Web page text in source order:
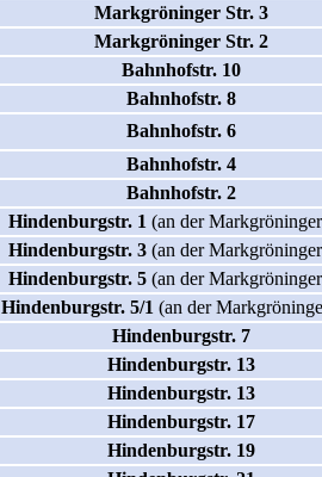
Markgröninger Str. 3
Markgröninger Str. 2
Bahnhofstr. 10
Bahnhofstr. 8
Bahnhofstr. 6
Bahnhofstr. 4
Bahnhofstr. 2
Hindenburgstr. 1 (an der
Hindenburgstr. 3(an der
Hindenburgstr. 5 (an der
Hindenburgstr. 5/1 (an der
Hindenburgstr. 7
Hindenburgstr. 13
Hindenburgstr. 13
Hindenburgstr. 17
Hindenburgstr. 19